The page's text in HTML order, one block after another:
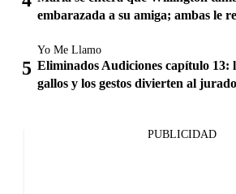
embarazada a su amiga; ambas le
Yo Me Llamo
Eliminados Audiciones capítulo 13:
gallos y los gestos divierten al jurado
PUBLICIDAD